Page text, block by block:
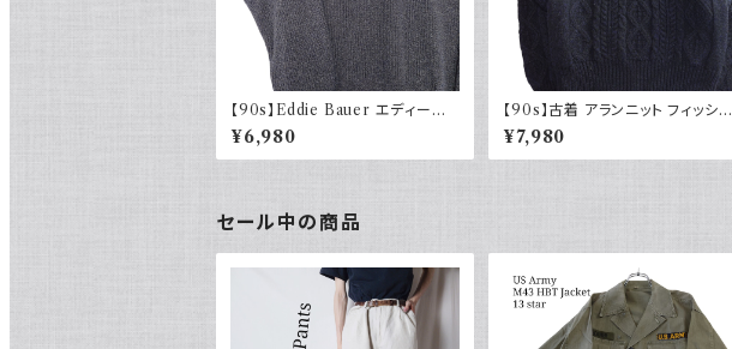
【90s】Eddie Bauer エディーバ
ウアー コットンニット ハーフジップ
USA製 グレー 90年代 古着
¥6,980
【90s】古着 アランニット フィッシャ
マンセーター ブラックネイビー 黒
紺 ウール 90年代 ヴィンテージ V
intage
¥7,980
セール中の商品